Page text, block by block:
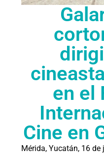
en el
Cine en
Mérida, Yucatán, 16 de